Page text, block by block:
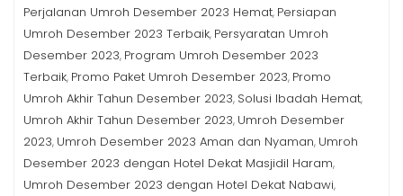
Perjalanan Umroh Desember 2023 Hemat, Persiapan
Umroh Desember 2023 Terbaik, Persyaratan Umroh
Desember 2023, Program Umroh Desember 2023
Terbaik, Promo Paket Umroh Desember 2023, Promo
Umroh Akhir Tahun Desember 2023, Solusi Ibadah Hemat,
Umroh Akhir Tahun Desember 2023, Umroh Desember
2023, Umroh Desember 2023 Aman dan Nyaman, Umroh
Desember 2023 dengan Hotel Dekat Masjidil Haram,
Umroh Desember 2023 dengan Hotel Dekat Nabawi,